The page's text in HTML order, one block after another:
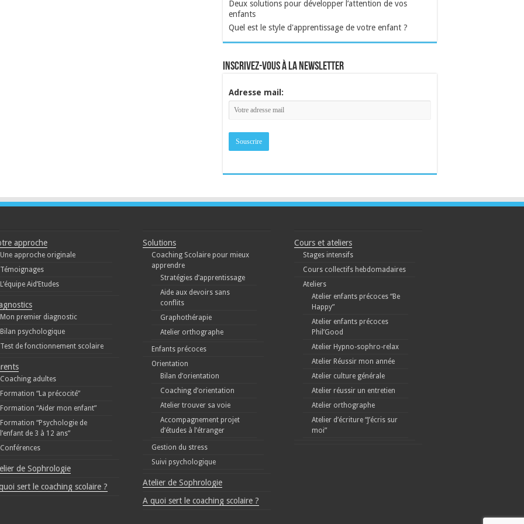
Deux solutions pour développer l’attention de vos
enfants
Quel est le style d'apprentissage de votre enfant ?
inscrivez-vous à la newsletter
Adresse mail:
approche
Une approche originale
Témoignages
L’équipe Aid’Etudes
Mon premier diagnostic
Bilan psychologique
Test de fonctionnement scolaire
Coaching adultes
Formation “La précocité”
Formation “Aider mon enfant”
Formation “Psychologie de
l’enfant de 3 à 12 ans”
Conférences
de Sophrologie
sert le coaching scolaire ?
Solutions
Coaching Scolaire pour mieux
apprendre
Stratégies d’apprentissage
Aide aux devoirs sans
conflits
Graphothérapie
Atelier orthographe
Enfants précoces
Orientation
Bilan d’orientation
Coaching d’orientation
Atelier trouver sa voie
Accompagnement projet
d’études à l’étranger
Gestion du stress
Suivi psychologique
Atelier de Sophrologie
A quoi sert le coaching scolaire ?
Cours et ateliers
Stages intensifs
Cours collectifs hebdomadaires
Ateliers
Atelier enfants précoces “Be
Happy”
Atelier enfants précoces
Phil’Good
Atelier Hypno-sophro-relax
Atelier Réussir mon année
Atelier culture générale
Atelier réussir un entretien
Atelier orthographe
Atelier d’écriture “J’écris sur
moi”